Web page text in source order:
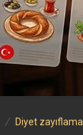
Diyet zayıflama